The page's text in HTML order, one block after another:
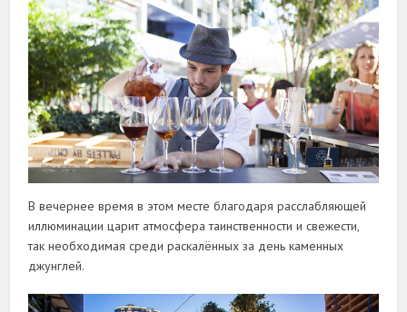
В вечернее время в этом месте благодаря расслабляющей
иллюминации царит атмосфера таинственности и свежести,
так необходимая среди раскалённых за день каменных
джунглей.